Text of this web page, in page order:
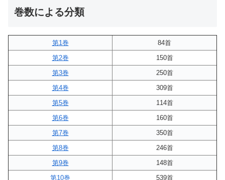
巻数による分類
第1巻
84首
第2巻
150首
第3巻
250首
第4巻
309首
第5巻
114首
第6巻
160首
第7巻
350首
第8巻
246首
第9巻
148首
第10巻
539首